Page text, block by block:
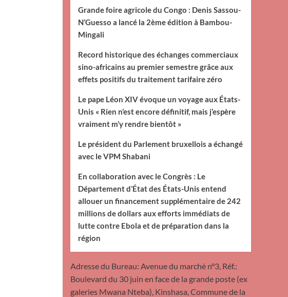
Grande foire agricole du Congo : Denis Sassou-
N’Guesso a lancé la 2ème édition à Bambou-
Mingali
Record historique des échanges commerciaux
sino-africains au premier semestre grâce aux
effets positifs du traitement tarifaire zéro
Le pape Léon XIV évoque un voyage aux États-
Unis « Rien n’est encore définitif, mais j’espère
vraiment m’y rendre bientôt »
Le président du Parlement bruxellois a échangé
avec le VPM Shabani
En collaboration avec le Congrès : Le
Département d’État des États-Unis entend
allouer un financement supplémentaire de 242
millions de dollars aux efforts immédiats de
lutte contre Ebola et de préparation dans la
région
Adresse du Bureau: Avenue du marché n°3, Réf.:
Boulevard du 30 juin en face de la grande poste (ex
galeries Mwana Nteba), Kinshasa, Commune de la